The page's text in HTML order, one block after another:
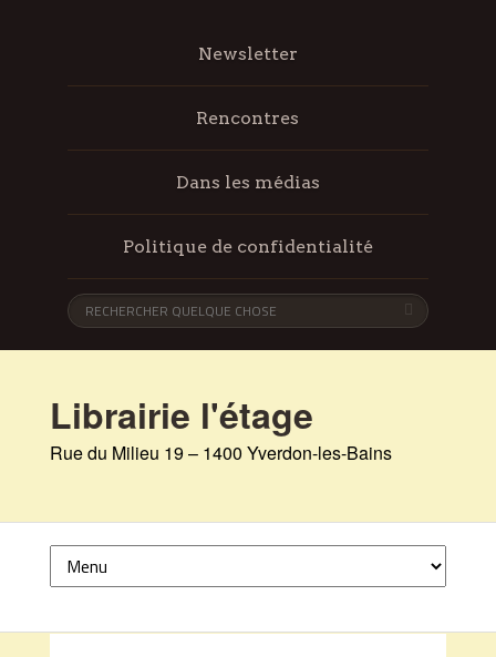
Newsletter
Rencontres
Dans les médias
Politique de confidentialité
Librairie l'étage
Rue du Milieu 19 – 1400 Yverdon-les-Bains